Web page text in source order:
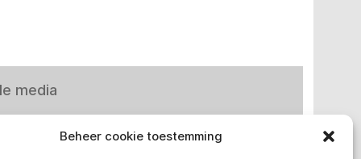
Beheer cookie toestemming
media